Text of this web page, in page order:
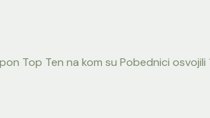
Top Ten na kom su Pobednici osvojili